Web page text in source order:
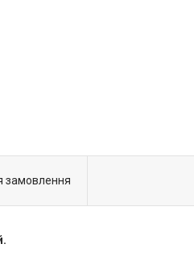
замовлення